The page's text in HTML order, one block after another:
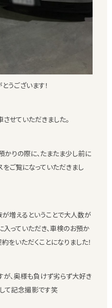
うございます！
せていただきました。
りの際に、たまたま少し前に
ご覧になっていただきまし
増えるということで大人数が
っていただき、車検のお預か
をいただくことになりました！
、奥様も負けず劣らず大好き
て記念撮影です笑